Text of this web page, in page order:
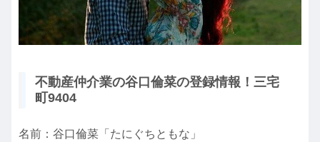
不動産仲介業の谷口倫菜の登録情報！三宅
町9404
名前：谷口倫菜「たにぐちともな」